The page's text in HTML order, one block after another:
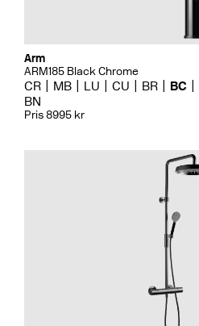
Arm
ARM185 Black Chrome
CR MB LU CU BR BC
BN
Pris 8995 kr